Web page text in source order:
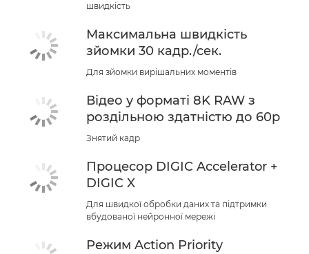
швидкість
Максимальна швидкість
зйомки 30 кадр./сек.
Для зйомки вирішальних моментів
Відео у форматі 8K RAW з
роздільною здатністю до 60p
Знятий кадр
Процесор DIGIC Accelerator +
DIGIC X
Для швидкої обробки даних та підтримки
вбудованої нейронної мережі
Режим Action Priority